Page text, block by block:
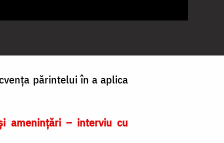
părintelui în a aplica
amenințări – interviu cu